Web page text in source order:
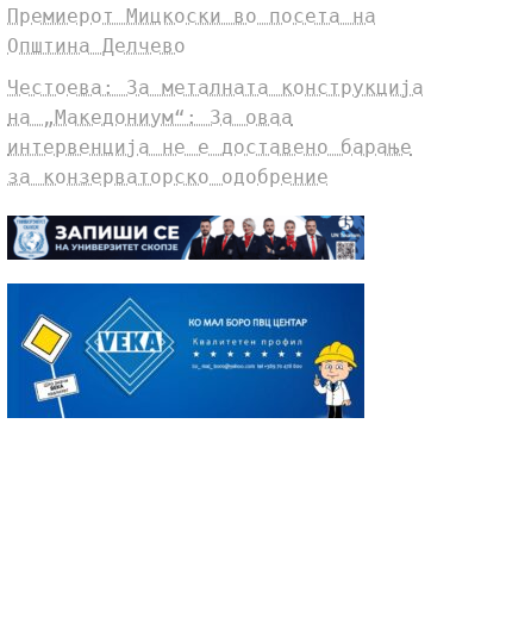
Премиерот Мицкоски во посета на
Општина Делчево
Честоева: За металната конструкција
на „Македониум“: За оваа
интервенција не е доставено барање
за конзерваторско одобрение